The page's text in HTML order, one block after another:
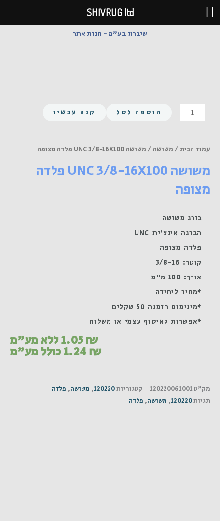
דילוג
לתוכן
שיברוג בע"מ - חנות אתר
כמות
של
16X100
מצופה
הוספה לסל קנה עכשיו
עמוד הבית/ משושה / משושה UNC 3/8-16X100 פלדה מצופה
משושה UNC 3/8-16X100 פלדה
מצופה
בורג משושה
הברגה אינצ'ית UNC
פלדה מצופה
קוטר: 3/8-16
אורך: 100 מ"מ
*מחיר ליחידה
*מינימום הזמנה 50 שקלים
*אפשרות לאיסוף עצמי או משלוח
1.05₪ ללא מע"מ
1.24₪ כולל מע"מ
מק"ט 120220061001 קטגוריות120220
, משושה, פלדה
תגיות120220
, משושה, פלדה
SHIVRUG ltd